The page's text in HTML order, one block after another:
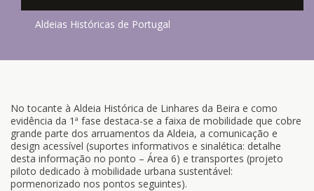
Aldeias Históricas de Portugal
No tocante à Aldeia Histórica de Linhares da Beira e como
evidência da 1ª fase destaca-se a faixa de mobilidade que cobre
grande parte dos arruamentos da Aldeia, a comunicação e
design acessível (suportes informativos e sinalética: detalhe
desta informação no ponto – Área 6) e transportes (projeto
piloto dedicado à mobilidade urbana sustentável:
pormenorizado nos pontos seguintes).